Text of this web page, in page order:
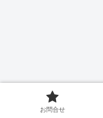
お問合せ